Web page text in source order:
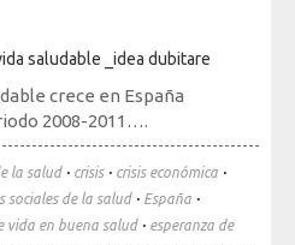
crece en España
2008-2011….
la salud· crisis· crisis económica ·
sociales de la salud· España ·
vida en buena salud· esperanza de